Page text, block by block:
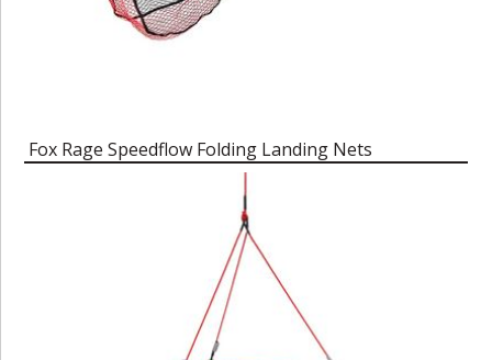
Fox Rage Speedflow Folding Landing Nets